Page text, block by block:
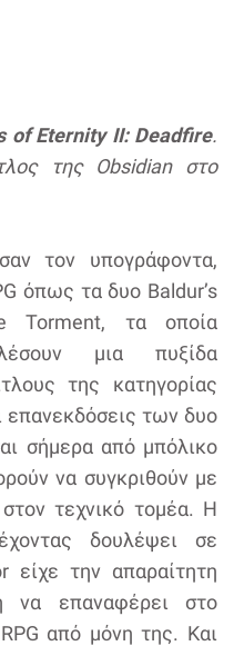
of Eternity II: Deadfire.
της Obsidian στο
τον υπογράφοντα,
όπως τα δυο Baldur’s
Torment, τα οποία
μια πυξίδα
της κατηγορίας
επανεκδόσεις των δυο
σήμερα από μπόλικο
να συγκριθούν με
τεχνικό τομέα. Η
δουλέψει σε
την απαραίτητη
να επαναφέρει στο
από μόνη της. Και